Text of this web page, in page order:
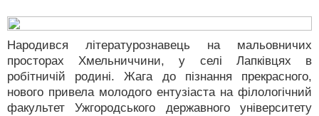
Народився літературознавець на мальовничих
просторах Хмельниччини, у селі Лапківцях в
робітничій родині. Жага до пізнання прекрасного,
нового привела молодого ентузіаста на філологічний
факультет Ужгородського державного університету